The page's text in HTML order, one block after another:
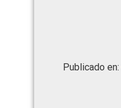
Publicado en: